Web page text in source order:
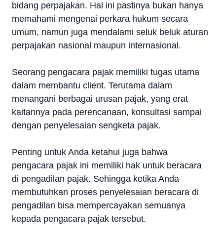
bidang perpajakan. Hal ini pastinya bukan hanya
memahami mengenai perkara hukum secara
umum, namun juga mendalami seluk beluk aturan
perpajakan nasional maupun internasional.
Seorang pengacara pajak memiliki tugas utama
dalam membantu client. Terutama dalam
menangani berbagai urusan pajak, yang erat
kaitannya pada perencanaan, konsultasi sampai
dengan penyelesaian sengketa pajak.
Penting untuk Anda ketahui juga bahwa
pengacara pajak ini memiliki hak untuk beracara
di pengadilan pajak. Sehingga ketika Anda
membutuhkan proses penyelesaian beracara di
pengadilan bisa mempercayakan semuanya
kepada pengacara pajak tersebut.